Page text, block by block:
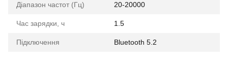
Діапазон частот (Гц) 20-20000
Час зарядки, ч 1.5
Підключення Bluetooth 5.2